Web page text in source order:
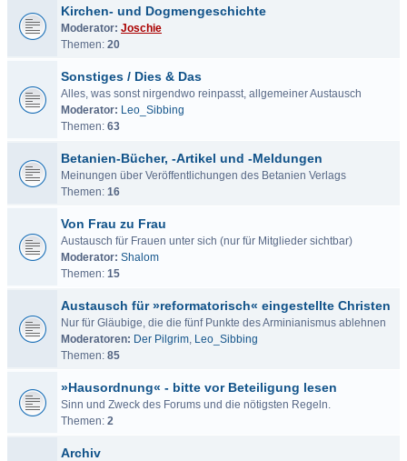
Kirchen- und Dogmengeschichte
Moderator: Joschie
Themen: 20
Sonstiges / Dies & Das
Alles, was sonst nirgendwo reinpasst, allgemeiner Austausch
Moderator: Leo_Sibbing
Themen: 63
Betanien-Bücher, -Artikel und -Meldungen
Meinungen über Veröffentlichungen des Betanien Verlags
Themen: 16
Von Frau zu Frau
Austausch für Frauen unter sich (nur für Mitglieder sichtbar)
Moderator: Shalom
Themen: 15
Austausch für »reformatorisch« eingestellte Christen
Nur für Gläubige, die die fünf Punkte des Arminianismus ablehnen
Moderatoren: Der Pilgrim, Leo_Sibbing
Themen: 85
»Hausordnung« - bitte vor Beteiligung lesen
Sinn und Zweck des Forums und die nötigsten Regeln.
Themen: 2
Archiv